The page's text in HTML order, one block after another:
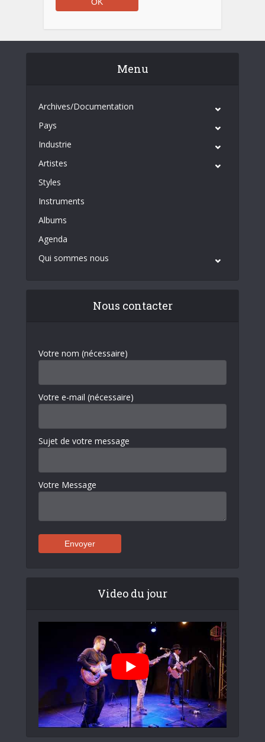
Menu
Archives/Documentation
Pays
Industrie
Artistes
Styles
Instruments
Albums
Agenda
Qui sommes nous
Nous contacter
Votre nom (nécessaire)
Votre e-mail (nécessaire)
Sujet de votre message
Votre Message
Video du jour